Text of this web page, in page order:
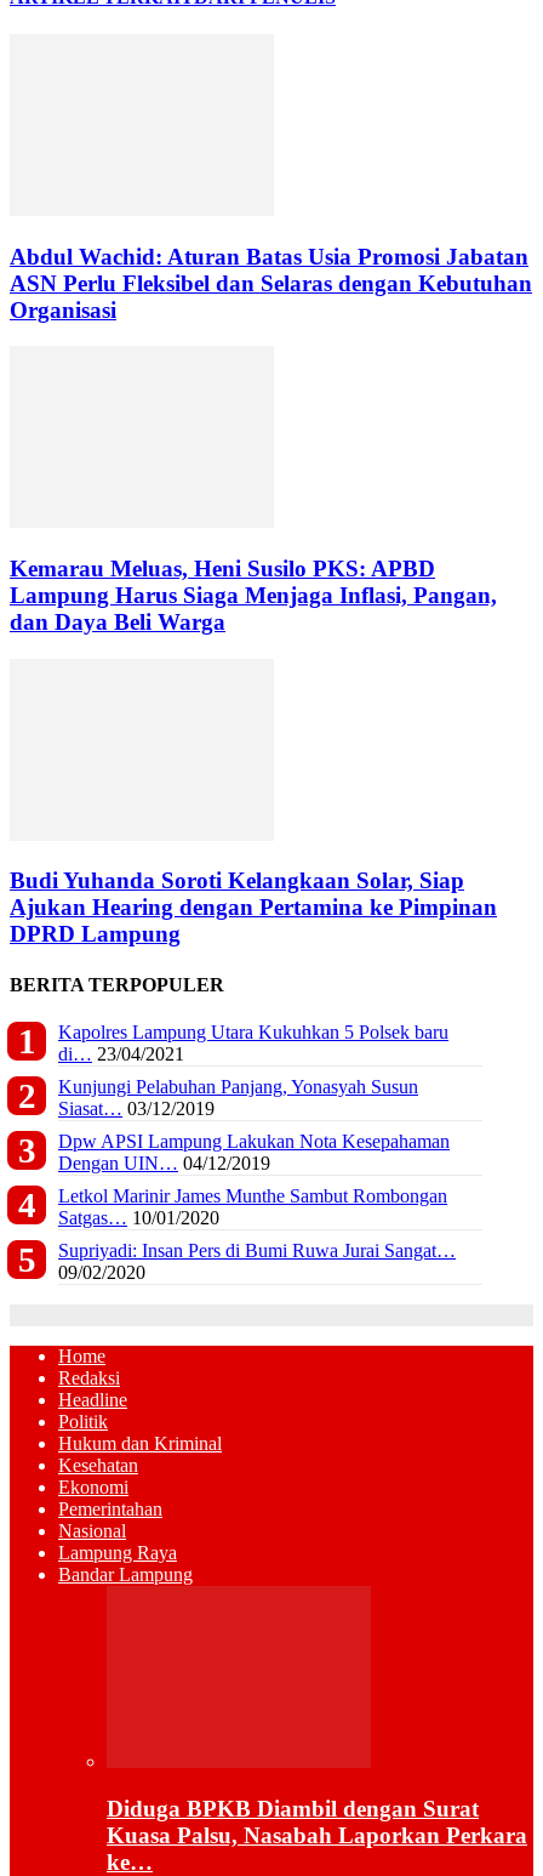
Abdul Wachid: Aturan Batas Usia Promosi Jabatan
ASN Perlu Fleksibel dan Selaras dengan Kebutuhan
Organisasi
Kemarau Meluas, Heni Susilo PKS: APBD
Lampung Harus Siaga Menjaga Inflasi, Pangan,
dan Daya Beli Warga
Budi Yuhanda Soroti Kelangkaan Solar, Siap
Ajukan Hearing dengan Pertamina ke Pimpinan
DPRD Lampung
BERITA TERPOPULER
Kapolres Lampung Utara Kukuhkan 5 Polsek baru
di… 23/04/2021
Kunjungi Pelabuhan Panjang, Yonasyah Susun
Siasat… 03/12/2019
Dpw APSI Lampung Lakukan Nota Kesepahaman
Dengan UIN… 04/12/2019
Letkol Marinir James Munthe Sambut Rombongan
Satgas… 10/01/2020
Supriyadi: Insan Pers di Bumi Ruwa Jurai Sangat…
09/02/2020
Home
Redaksi
Headline
Politik
Hukum dan Kriminal
Kesehatan
Ekonomi
Pemerintahan
Nasional
Lampung Raya
Bandar Lampung
Diduga BPKB Diambil dengan Surat
Kuasa Palsu, Nasabah Laporkan Perkara
ke…